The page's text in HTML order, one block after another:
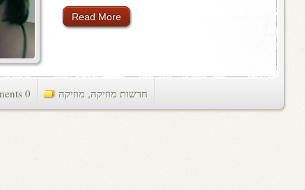
Read More
0 comments חדשות מוזיקה, מוזיקה